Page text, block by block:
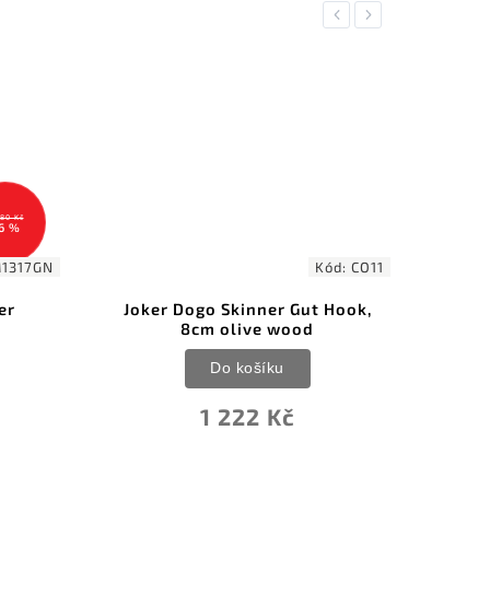
Previous
Kód:CO11
Hook,
ANVM06-006
ACTA NON VERBA M06 ELMIM
Black
2 374 Kč
Do košíku
Next